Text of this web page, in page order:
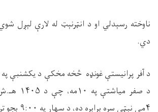
ناوخته رسېدلي او د انټرنېټ له لارې لېږل
دي.
د آفر پرانیستې غونډه څخه مخکې د یکشنبې په
د صفر میاشتې په ۱۰مه، چې د ۱۴۰۵
۴مې نېټې سره برابره ده، د سهار په ۹:۰۰ بجو